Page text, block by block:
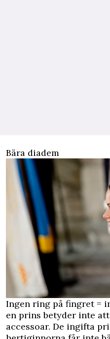
Bära diadem
Ingen ring på fingret =
en prins betyder inte
accessoar. De ingifta